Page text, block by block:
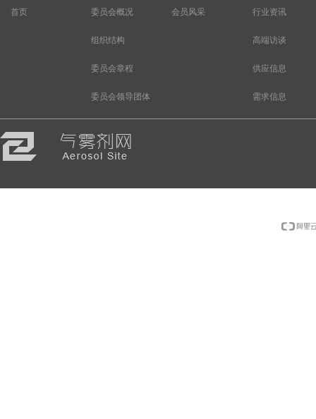
委员会概况
组织结构
委员会章程
委员会领导团体
行业资讯
高端访谈
供应信息
需求信息
会员风采
首页